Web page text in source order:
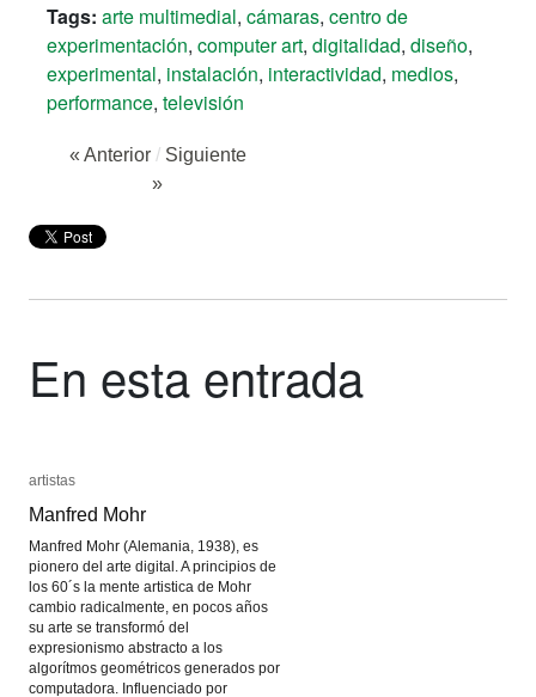
Tags: arte multimedial, cámaras, centro de
experimentación, computer art, digitalidad, diseño,
experimental, instalación, interactividad, medios,
performance, televisión
« Anterior / Siguiente
»
En esta entrada
artistas
Manfred Mohr
Manfred Mohr (Alemania, 1938), es
pionero del arte digital. A principios de
los 60´s la mente artistica de Mohr
cambio radicalmente, en pocos años
su arte se transformó del
expresionismo abstracto a los
algorítmos geométricos generados por
computadora. Influenciado por
artistas
Manfred Mohr